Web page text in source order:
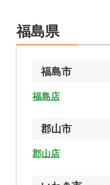
福島県
福島市
福島店
郡山市
郡山店